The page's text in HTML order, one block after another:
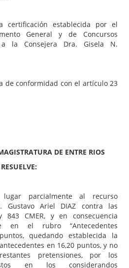
establecida por el
General y de Concursos
la Consejera Dra. Gisela N.
de conformidad con el artículo 23
DE ENTRE RIOS
RESUELVE:
parcialmente al recurso
Ariel DIAZ contra las
843 CMER, y en consecuencia
en el rubro “Antecedentes
quedando establecida la
en 16,20 puntos, y no
pretensiones, por los
en los considerandos